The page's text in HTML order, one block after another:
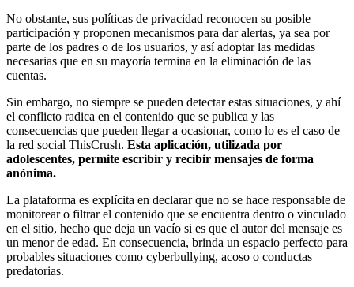
No obstante, sus políticas de privacidad reconocen su posible
participación y proponen mecanismos para dar alertas, ya sea por
parte de los padres o de los usuarios, y así adoptar las medidas
necesarias que en su mayoría termina en la eliminación de las
cuentas.
Sin embargo, no siempre se pueden detectar estas situaciones, y ahí
el conflicto radica en el contenido que se publica y las
consecuencias que pueden llegar a ocasionar, como lo es el caso de
la red social ThisCrush. Esta aplicación, utilizada por
adolescentes, permite escribir y recibir mensajes de forma
anónima.
La plataforma es explícita en declarar que no se hace responsable de
monitorear o filtrar el contenido que se encuentra dentro o vinculado
en el sitio, hecho que deja un vacío si es que el autor del mensaje es
un menor de edad. En consecuencia, brinda un espacio perfecto para
probables situaciones como cyberbullying, acoso o conductas
predatorias.